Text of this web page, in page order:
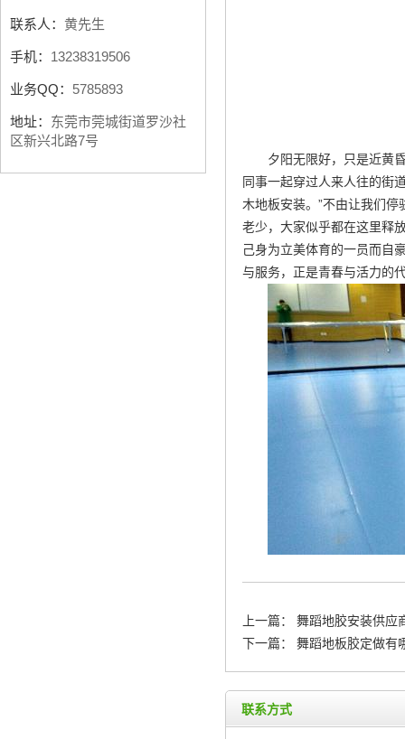
联系人： 黄先生
手机： 13238319506
业务QQ： 5785893
地址： 东莞市莞城街道罗沙社
区新兴北路7号
夕阳无限好，只是近黄
同事一起穿过人来人往的街
木地板安装。”不由让我们
老少，大家似乎都在这里释
己身为立美体育的一员而自
与服务，正是青春与活力的
上一篇：
舞蹈地胶安装供应
下一篇：
舞蹈地板胶定做有
联系方式